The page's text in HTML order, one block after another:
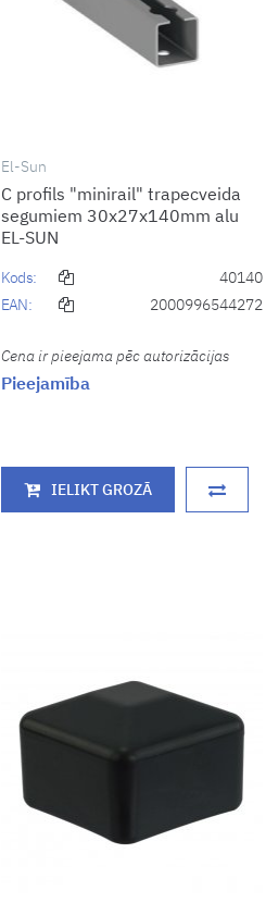
El-Sun
C profils "minirail" trapecveida
segumiem 30x27x140mm alu
EL-SUN
Kods:
40140
EAN:
2000996544272
Cena ir pieejama pēc autorizācijas
Pieejamība
IELIKT GROZĀ